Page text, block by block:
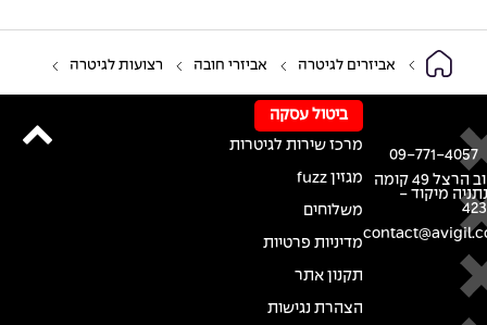
אביזרים לגיטרה אביזרי חובה רצועות לגיטרה
רחוב הרצל 49 קומה
מיקוד -
09-771-4057
ביטול עסקה
מרכז שירות לגיטרות
מגזין fuzz
משלוחים
מדיניות פרטיות
תקנון אתר
הצהרת נגישות